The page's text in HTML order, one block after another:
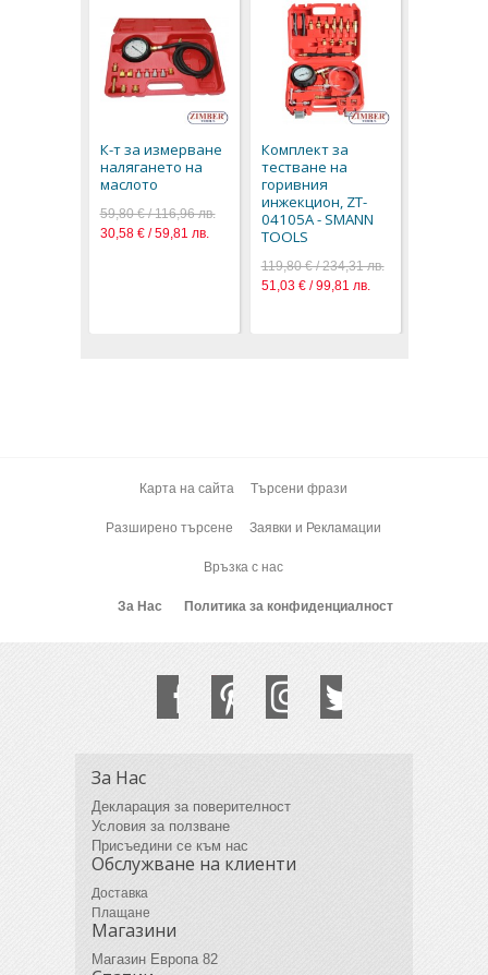
К-т за измерване
налягането на
маслото
59,80 € / 116,96 лв.
30,58 € / 59,81 лв.
Комплект за
тестване на
горивния
инжекцион, ZT-
04105A - SMANN
TOOLS
119,80 € / 234,31 лв.
51,03 € / 99,81 лв.
Карта на сайта Търсени фрази
Разширено търсене Заявки и Рекламации
Връзка с нас
За Нас Политика за конфиденциалност
За Нас
Декларация за поверителност
Условия за ползване
Присъедини се към нас
Обслужване на клиенти
Доставка
Плащане
Магазини
Магазин Европа 82